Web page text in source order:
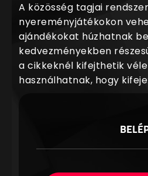
A közösség tagjai
nyereményjátékokon
ajándékokat húzhatnak
kedvezményekben
a cikkeknél kifejthetik
használhatnak, hogy